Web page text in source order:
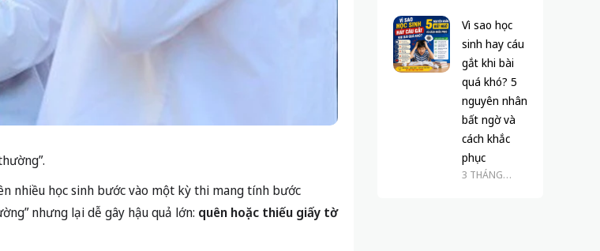
nhiều học sinh bước vào một kỳ thi mang tính bước
nhưng lại dễ gây hậu quả lớn: quên hoặc thiếu giấy tờ
Vì sao học
sinh hay cáu
gắt khi bài
quá khó? 5
nguyên nhân
bất ngờ và
cách khắc
phục
3 THÁNG